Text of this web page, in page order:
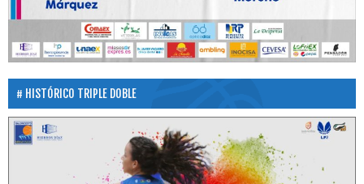
HISTÓRICO TRIPLE DOBLE